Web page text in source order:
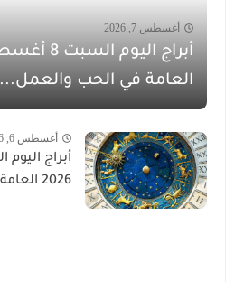
أغسطس 7, 2026
العامة في الحب والعمل...
أغسطس 6, 2026
2026 العامة في الحب والعمل...